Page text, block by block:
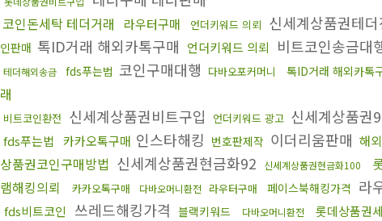
코인돈세탁 테더거래 라우터구매 언더키워드 의뢰 신세계상품권테
인판매 톡ID거래 해외카톡구매 언더키워드 의뢰 비트코인송금대
테더해외송금 fds푸는법 코인구매대행 다바오포커머니 톡ID거래 해외카톡
래
비트코인환전 신세계상품권비트구입 언더키워드 광고 신세계상품권
fds푸는법 카카오톡구매 인스타해킹 번호판제작 이더리움판매 해
상품권코인구매방법 신세계상품권현금화92 신세계상품권현금화100
램해킹의뢰
카카오톡구매 다바오머니환전 라우터구매 페이스북해킹가격 라
fds비트코인 쓰레드해킹가격 블랙키워드 다바오머니환전
롯데상품권